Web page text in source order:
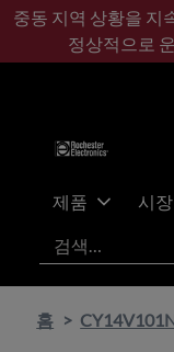
기
콘
바
글
중동 지역 상황을 지
정상적으로
제품 시장
검색
홈